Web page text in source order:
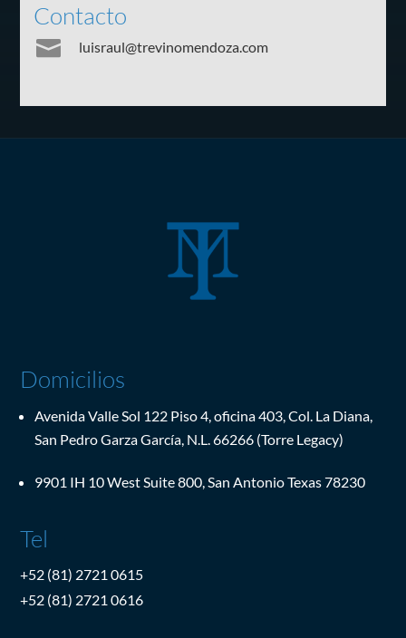
Contacto
 luisraul@trevinomendoza.com
Domicilios
Avenida Valle Sol 122 Piso 4, oficina 403, Col. La Diana,
San Pedro Garza García, N.L. 66266 (Torre Legacy)
9901 IH 10 West Suite 800, San Antonio Texas 78230
Tel
+52 (81) 2721 0615
+52 (81) 2721 0616